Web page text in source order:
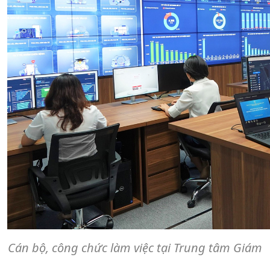
Cán bộ, công chức làm việc tại Trung tâm Giám